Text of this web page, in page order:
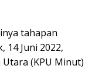
tahapan
14 Juni 2022,
(KPU Minut)